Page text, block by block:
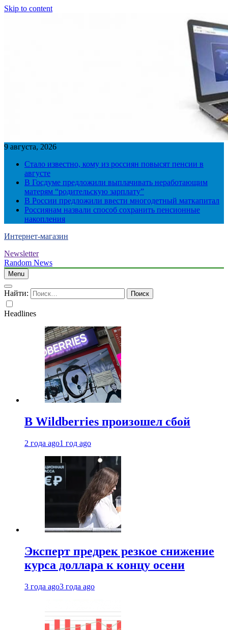
Skip to content
9 августа, 2026
Стало известно, кому из россиян повысят пенсии в
августе
В Госдуме предложили выплачивать неработающим
матерям “родительскую зарплату”
В России предложили ввести многодетный маткапитал
Россиянам назвали способ сохранить пенсионные
накопления
Интернет-магазин
Newsletter
Random News
Menu
Найти:
Headlines
В Wildberries произошел сбой
2 года ago1 год ago
Эксперт предрек резкое снижение
курса доллара к концу осени
3 года ago3 года ago